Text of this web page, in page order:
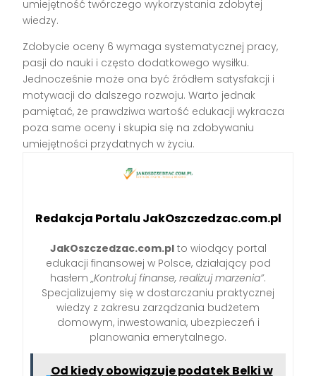
umiejętność twórczego wykorzystania zdobytej
wiedzy.
Zdobycie oceny 6 wymaga systematycznej pracy,
pasji do nauki i często dodatkowego wysiłku.
Jednocześnie może ona być źródłem satysfakcji i
motywacji do dalszego rozwoju. Warto jednak
pamiętać, że prawdziwa wartość edukacji wykracza
poza same oceny i skupia się na zdobywaniu
umiejętności przydatnych w życiu.
Redakcja Portalu JakOszczedzac.com.pl
JakOszczedzac.com.plto wiodący portal
edukacji finansowej w Polsce, działający pod
hasłem „Kontroluj finanse, realizuj marzenia”.
Specjalizujemy się w dostarczaniu praktycznej
wiedzy z zakresu zarządzania budżetem
domowym, inwestowania, ubezpieczeń i
planowania emerytalnego.
Od kiedy obowiązuje podatek Belki w